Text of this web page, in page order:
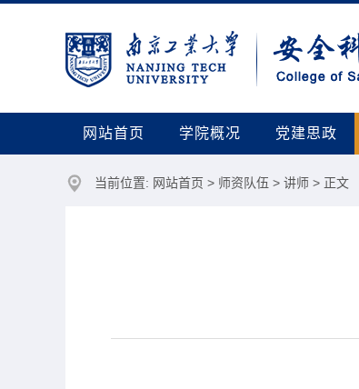
网站首页 学院概况 党建思政
当前位置: 网站首页 > 师资队伍 > 讲师 > 正文